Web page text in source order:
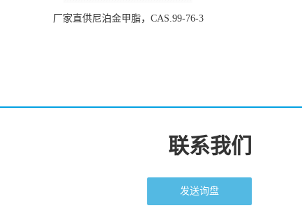
厂家直供尼泊金甲脂，CAS.99-76-3
联系我们
发送询盘